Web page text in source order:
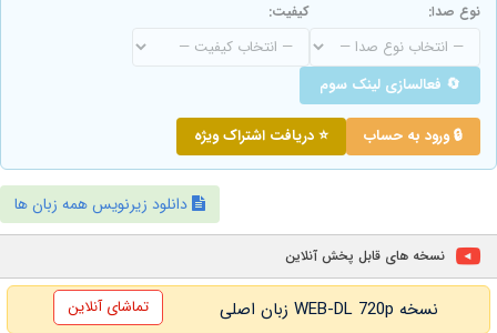
نوع صدا: کیفیت:
🔄 فعالسازی لینک سوم
🔒 ورود به حساب ⭐ دریافت اشتراک ویژه
دانلود زیرنویس همه زبان ها
نسخه های قابل پخش آنلاین
نسخه WEB-DL 720p زبان اصلی تماشای آنلاین